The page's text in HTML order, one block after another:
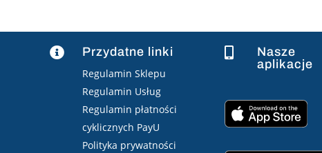
 Przydatne linki
Regulamin Sklepu
Regulamin Usług
Regulamin płatności
cyklicznych PayU
Polityka prywatności

Nasze
aplikacje